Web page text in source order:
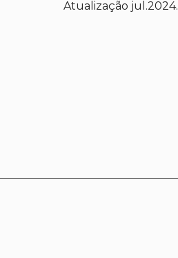
Atualização jul.2024.